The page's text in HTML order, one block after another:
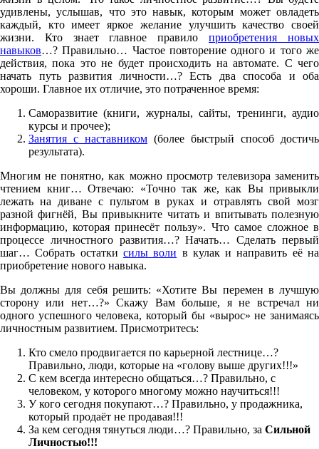
удивлены, услышав, что это навык, которым может овладеть
каждый, кто имеет яркое желание улучшить качество своей
жизни. Кто знает главное правилоприобретения новых
навыков…? Правильно… Частое повторение одного и того же
действия, пока это не будет происходить на автомате. С чего
начать путь развития личности…? Есть два способа и оба
хороши. Главное их отличие, это потраченное время:
Саморазвитие (книги, журналы, сайты, тренинги, аудио
курсы и прочее);
Занятия с наставником (более быстрый способ достичь
результата).
Многим не понятно, как можно просмотр телевизора заменить
чтением книг… Отвечаю: «Точно так же, как Вы привыкли
лежать на диване с пультом в руках и отравлять свой мозг
разной фигнёй, Вы привыкните читать и впитывать полезную
информацию, которая принесёт пользу». Что самое сложное в
процессе личностного развития…? Начать… Сделать первый
шаг… Собрать остатки силы воли в кулак и направить её на
приобретение нового навыка.
Вы должны для себя решить: «Хотите Вы перемен в лучшую
сторону или нет…?» Скажу Вам больше, я не встречал ни
одного успешного человека, который бы «вырос» не занимаясь
личностным развитием. Присмотритесь:
Кто смело продвигается по карьерной лестнице…?
Правильно, люди, которые на «голову выше других!!!»
С кем всегда интересно общаться…? Правильно, с
человеком, у которого многому можно научиться!!!
У кого сегодня покупают…? Правильно, у продажника,
который продаёт не продавая!!!
За кем сегодня тянуться люди…? Правильно, за Сильной
Личностью!!!